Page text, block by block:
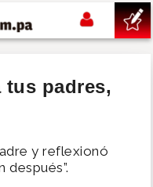
tus padres,
y reflexionó
después”.